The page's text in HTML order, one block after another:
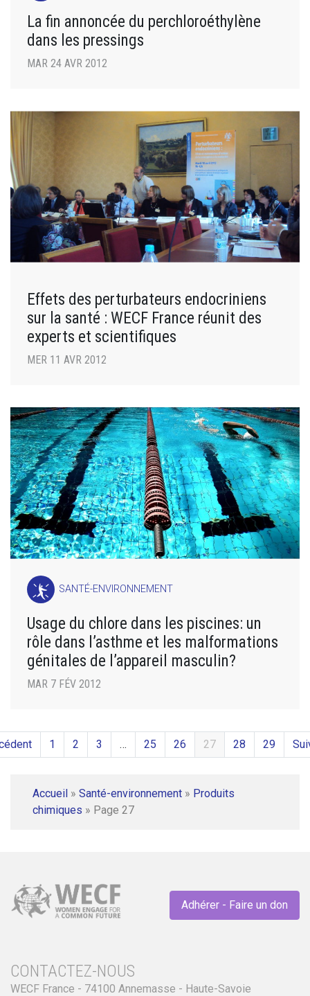
La fin annoncée du perchloroéthylène
dans les pressings
MAR 24 AVR 2012
Effets des perturbateurs endocriniens
sur la santé : WECF France réunit des
experts et scientifiques
MER 11 AVR 2012
SANTÉ-ENVIRONNEMENT
Usage du chlore dans les piscines: un
rôle dans l’asthme et les malformations
génitales de l’appareil masculin?
MAR 7 FÉV 2012
1 2 3 … 25 26 27 28 29
Accueil » Santé-environnement » Produits
chimiques » Page 27
Adhérer - Faire un don
CONTACTEZ-NOUS
WECF France - 74100 Annemasse - Haute-Savoie